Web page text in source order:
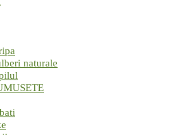
naturale